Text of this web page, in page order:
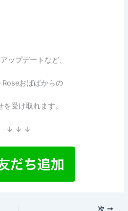
ップデートなど、
Roseおばばからの
を受け取れます。
↓ ↓ ↓
次